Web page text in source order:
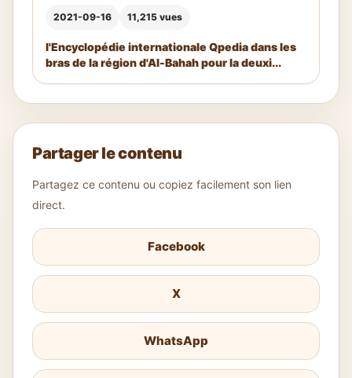
2021-09-16 11,215 vues
l'Encyclopédie internationale Qpedia dans les
bras de la région d'Al-Bahah pour la deuxi...
Partager le contenu
Partagez ce contenu ou copiez facilement son lien
direct.
Facebook
X
WhatsApp